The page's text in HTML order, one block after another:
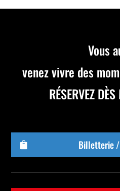
Vous
venez vivre des
RÉSERVEZ
 Billetterie /